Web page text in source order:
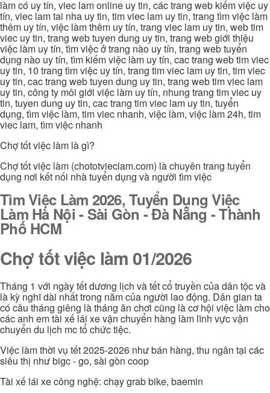
làm có uy tín, viec lam online uy tin, các trang web kiếm việc uy
tín, viec lam tai nha uy tin, tim viec lam uy tin, trang tìm việc làm
thêm uy tín, việc làm thêm uy tín, trang viec lam uy tin, web tim
viec uy tin, trang web tuyen dung uy tin, trang web giới thiệu
việc làm uy tín, tìm việc ở trang nào uy tín, trang web tuyển
dụng nào uy tín, tìm kiếm việc làm uy tín, cac trang web tim viec
uy tin, 10 trang tìm việc uy tín, trang tim viec lam uy tin, tim viec
uy tin, cac trang web tuyen dung uy tin, trang web tim viec lam
uy tin, công ty môi giới việc làm uy tín, nhung trang tim viec uy
tin, tuyen dung uy tin, cac trang tim viec lam uy tin, tuyển
dụng, tìm việc làm, tim viec nhanh, việc làm, việc làm 24h, tim
viec lam, tìm việc nhanh
Chợ tốt việc làm là gì?
Chợ tốt việc làm (chototvieclam.com) là chuyên trang tuyển
dụng nơi kết nối nhà tuyển dụng và người tìm việc
Tìm Việc Làm 2026, Tuyển Dụng Việc
Làm Hà Nội - Sài Gòn - Đà Nẵng - Thành
Phố HCM
Chợ tốt việc làm 01/2026
Tháng 1 với ngày tết dương lịch và tết cổ truyền của dân tộc và
là kỳ nghĩ dài nhất trong năm của người lao động. Dân gian ta
có câu tháng giêng là tháng ăn chơi cũng là cơ hội việc làm cho
các anh em tài xế lái xe vận chuyển hàng làm lĩnh vực vận
chuyển du lịch mc tổ chức tiệc.
Việc làm thời vụ tết 2025-2026 như bán hàng, thu ngân tại các
siêu thị như bigc - go, sài gòn coop
Tài xế lái xe công nghệ: chạy grab bike, baemin